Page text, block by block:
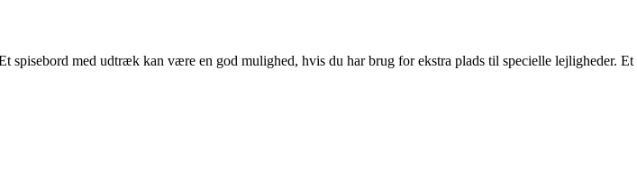
spisebord med udtræk kan være en god mulighed, hvis du har brug for ekstra plads til specielle lejligheder. Et